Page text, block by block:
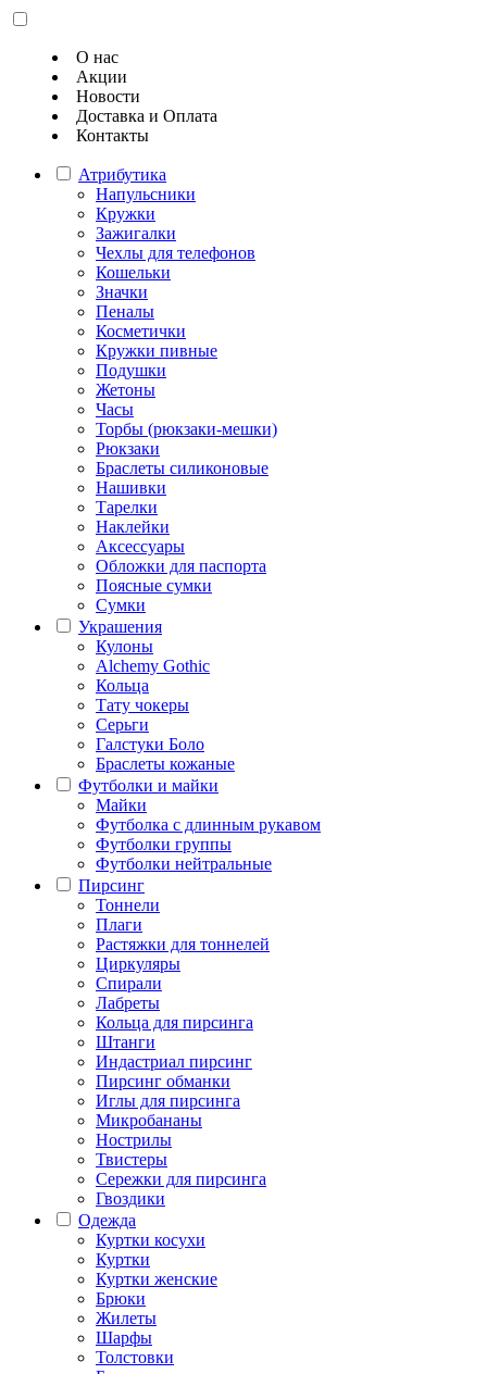
О нас
Акции
Новости
Доставка и Оплата
Контакты
Атрибутика
Напульсники
Кружки
Зажигалки
Чехлы для телефонов
Кошельки
Значки
Пеналы
Косметички
Кружки пивные
Подушки
Жетоны
Часы
Торбы (рюкзаки-мешки)
Рюкзаки
Браслеты силиконовые
Нашивки
Тарелки
Наклейки
Аксессуары
Обложки для паспорта
Поясные сумки
Сумки
Украшения
Кулоны
Alchemy Gothic
Кольца
Тату чокеры
Серьги
Галстуки Боло
Браслеты кожаные
Футболки и майки
Майки
Футболка с длинным рукавом
Футболки группы
Футболки нейтральные
Пирсинг
Тоннели
Плаги
Растяжки для тоннелей
Циркуляры
Спирали
Лабреты
Кольца для пирсинга
Штанги
Индастриал пирсинг
Пирсинг обманки
Иглы для пирсинга
Микробананы
Нострилы
Твистеры
Сережки для пирсинга
Гвоздики
Одежда
Куртки косухи
Куртки
Куртки женские
Брюки
Жилеты
Шарфы
Толстовки